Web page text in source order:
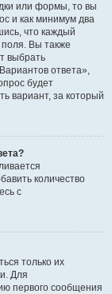
или формы, то вы
и как минимум два
что каждый
поля. Вы также
выбрать
ответа»,
будет
вариант, за который
количество
с
только их
Для
первого сообщения